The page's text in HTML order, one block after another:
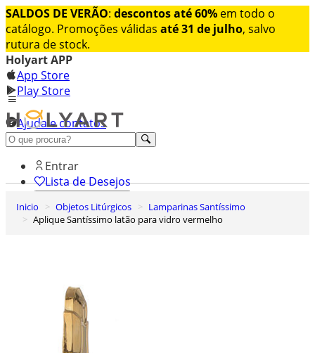
SALDOS DE VERÃO: descontos até 60% em todo o
catálogo. Promoções válidas até 31 de julho, salvo
rutura de stock.
Holyart APP
App Store
Play Store
Ajuda e contatos
Conheça premium
Entrar
Lista de Desejos
0
Carrinho de Compras
Inicio Objetos Litúrgicos
Lamparinas Santíssimo
Aplique Santíssimo latão para vidro vermelho